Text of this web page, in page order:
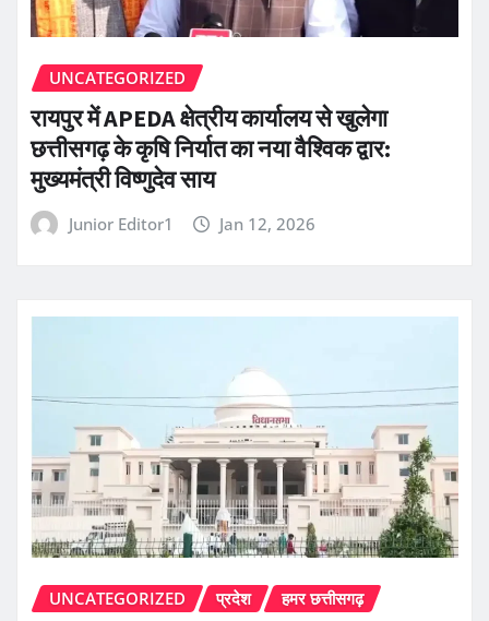
UNCATEGORIZED
रायपुर में APEDA क्षेत्रीय कार्यालय से खुलेगा
छत्तीसगढ़ के कृषि निर्यात का नया वैश्विक द्वार:
मुख्यमंत्री विष्णुदेव साय
Junior Editor1 Jan 12, 2026
UNCATEGORIZED प्रदेश हमर छत्तीसगढ़